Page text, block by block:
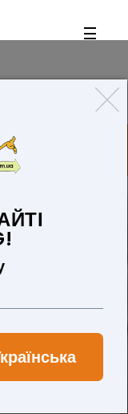
ТОВАРІВ 0 (0 ГРН)